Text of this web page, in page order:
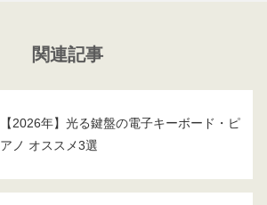
関連記事
【2026年】光る鍵盤の電子キーボード・ピ
アノ オススメ3選